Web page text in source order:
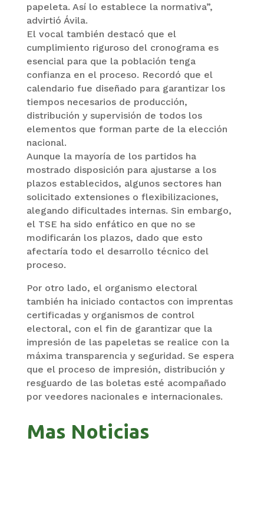
papeleta. Así lo establece la normativa”,
advirtió Ávila.
El vocal también destacó que el
cumplimiento riguroso del cronograma es
esencial para que la población tenga
confianza en el proceso. Recordó que el
calendario fue diseñado para garantizar los
tiempos necesarios de producción,
distribución y supervisión de todos los
elementos que forman parte de la elección
nacional.
Aunque la mayoría de los partidos ha
mostrado disposición para ajustarse a los
plazos establecidos, algunos sectores han
solicitado extensiones o flexibilizaciones,
alegando dificultades internas. Sin embargo,
el TSE ha sido enfático en que no se
modificarán los plazos, dado que esto
afectaría todo el desarrollo técnico del
proceso.
Por otro lado, el organismo electoral
también ha iniciado contactos con imprentas
certificadas y organismos de control
electoral, con el fin de garantizar que la
impresión de las papeletas se realice con la
máxima transparencia y seguridad. Se espera
que el proceso de impresión, distribución y
resguardo de las boletas esté acompañado
por veedores nacionales e internacionales.
Mas Noticias